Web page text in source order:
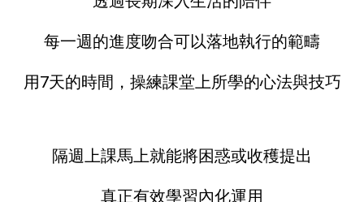
每一週的進度吻合可以落地執行的範疇
用7天的時間，操練課堂上所學的心法與技巧
隔週上課馬上就能將困惑或收穫提出
真正有效學習內化運用